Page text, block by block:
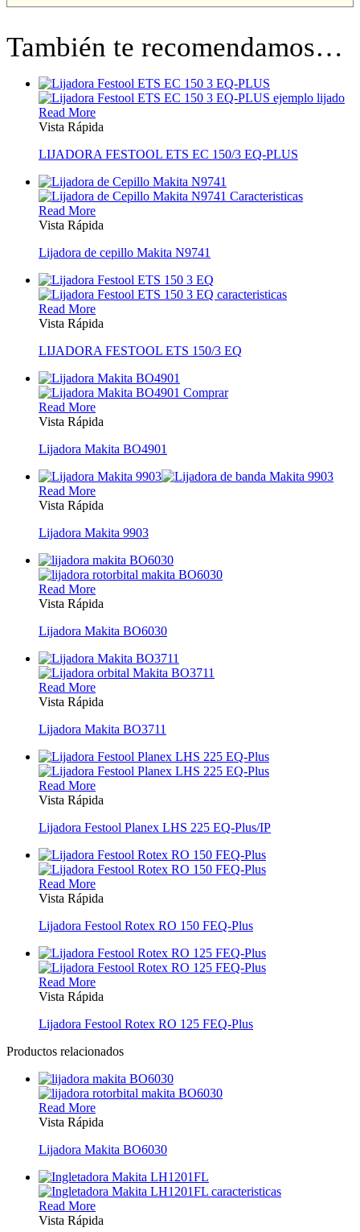
También te recomendamos…
Read More
Vista Rápida
LIJADORA FESTOOL ETS EC 150/3 EQ-PLUS
Read More
Vista Rápida
Lijadora de cepillo Makita N9741
Read More
Vista Rápida
LIJADORA FESTOOL ETS 150/3 EQ
Read More
Vista Rápida
Lijadora Makita BO4901
Read More
Vista Rápida
Lijadora Makita 9903
Read More
Vista Rápida
Lijadora Makita BO6030
Read More
Vista Rápida
Lijadora Makita BO3711
Read More
Vista Rápida
Lijadora Festool Planex LHS 225 EQ-Plus/IP
Read More
Vista Rápida
Lijadora Festool Rotex RO 150 FEQ-Plus
Read More
Vista Rápida
Lijadora Festool Rotex RO 125 FEQ-Plus
Productos relacionados
Read More
Vista Rápida
Lijadora Makita BO6030
Read More
Vista Rápida